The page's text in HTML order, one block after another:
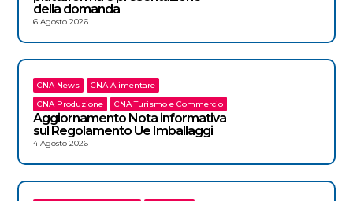
della domanda
6 Agosto 2026
CNA News
CNA Alimentare
CNA Produzione
CNA Turismo e Commercio
Aggiornamento Nota informativa
sul Regolamento Ue Imballaggi
4 Agosto 2026